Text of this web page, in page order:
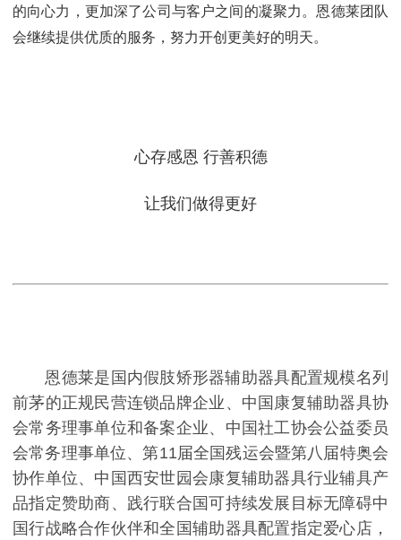
的向心力，更加深了公司与客户之间的凝聚力。恩德莱团队
会继续提供优质的服务，努力开创更美好的明天。
心存感恩 行善积德
让我们做得更好
恩德莱是国内假肢矫形器辅助器具配置规模名列
前茅的正规民营连锁品牌企业、中国康复辅助器具协
会常务理事单位和备案企业、中国社工协会公益委员
会常务理事单位、第11届全国残运会暨第八届特奥会
协作单位、中国西安世园会康复辅助器具行业辅具产
品指定赞助商、践行联合国可持续发展目标无障碍中
国行战略合作伙伴和全国辅助器具配置指定爱心店，